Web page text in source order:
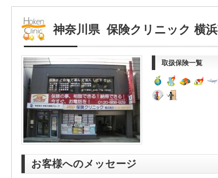
神奈川県 保険クリニック 横
取扱保険一覧
お客様へのメッセージ